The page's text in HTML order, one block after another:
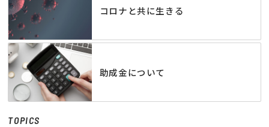
コロナと共に生きる
助成金について
TOPICS